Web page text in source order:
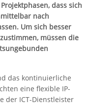
dass sich
nach
Um sich besser
müssen die
das kontinuierliche
eine flexible IP-
der ICT-Dienstleister